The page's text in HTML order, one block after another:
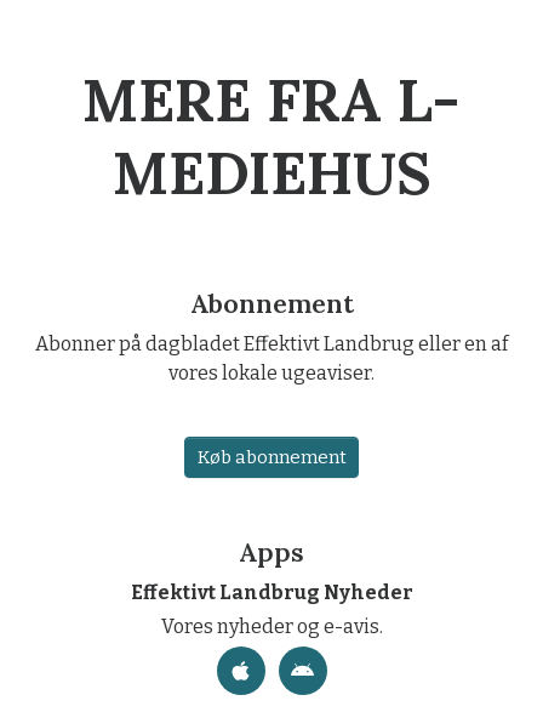
MERE FRA L-
MEDIEHUS
Abonnement
Abonner på dagbladet Effektivt Landbrug eller en af
vores lokale ugeaviser.
Køb abonnement
Apps
Effektivt Landbrug Nyheder
Vores nyheder og e-avis.